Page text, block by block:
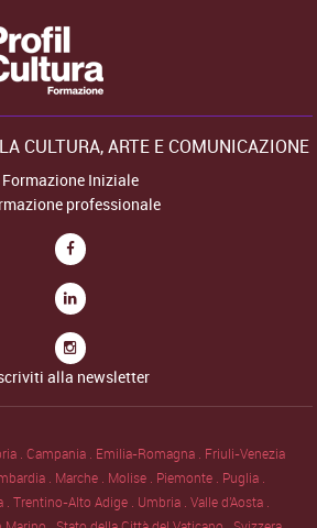
CULTURA, ARTE E COMUNICAZIONE
Formazione Iniziale
professionale
alla newsletter
.Campania . Emilia-Romagna . Friuli-Venezia
. Marche . Molise . Piemonte . Puglia .
.Trentino-Alto Adige . Umbria .Valle d'Aosta .